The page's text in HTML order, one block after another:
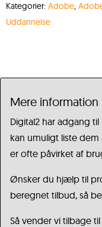
Kategorier: Adobe,
Uddannelse
Mere information
Digital2 har adgang
kan umuligt liste
er ofte påvirket af
Ønsker du hjælp til
beregnet tilbud, så
Så vender vi tilbage